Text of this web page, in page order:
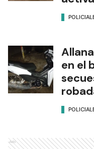
en el
Ads